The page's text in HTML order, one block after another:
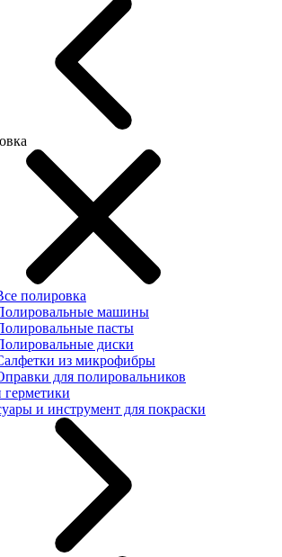
полировка
машины
пасты
диски
из микрофибры
для полировальников
и инструмент для покраски